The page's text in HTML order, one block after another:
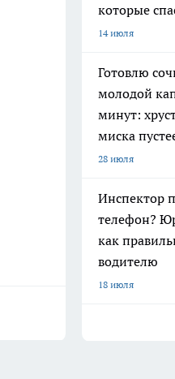
которые
14 июля
Готовлю
молодой
минут:
миска
28 июля
Инспектор
телефон?
как
водителю
18 июля